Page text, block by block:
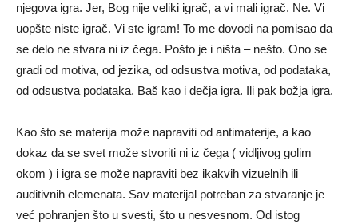
njegova igra. Jer, Bog nije veliki igrač, a vi mali igrač. Ne. Vi
uopšte niste igrač. Vi ste igram! To me dovodi na pomisao da
se delo ne stvara ni iz čega. Pošto je i ništa – nešto. Ono se
gradi od motiva, od jezika, od odsustva motiva, od podataka,
od odsustva podataka. Baš kao i dečja igra. Ili pak božja igra.
Kao što se materija može napraviti od antimaterije, a kao
dokaz da se svet može stvoriti ni iz čega ( vidljivog golim
okom ) i igra se može napraviti bez ikakvih vizuelnih ili
auditivnih elemenata. Sav materijal potreban za stvaranje je
već pohranjen što u svesti, što u nesvesnom. Od istog